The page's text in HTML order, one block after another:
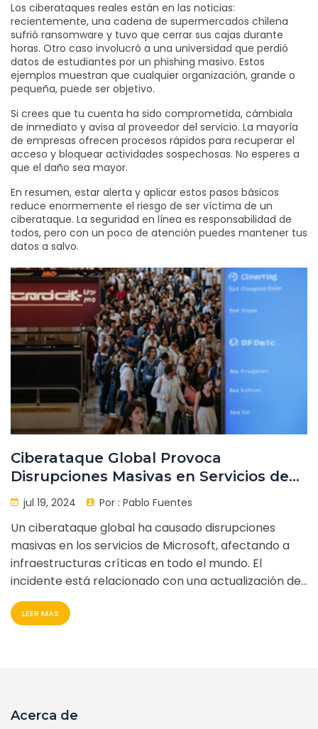
Los ciberataques reales están en las noticias:
recientemente, una cadena de supermercados chilena
sufrió ransomware y tuvo que cerrar sus cajas durante
horas. Otro caso involucró a una universidad que perdió
datos de estudiantes por un phishing masivo. Estos
ejemplos muestran que cualquier organización, grande o
pequeña, puede ser objetivo.
Si crees que tu cuenta ha sido comprometida, cámbiala
de inmediato y avisa al proveedor del servicio. La mayoría
de empresas ofrecen procesos rápidos para recuperar el
acceso y bloquear actividades sospechosas. No esperes a
que el daño sea mayor.
En resumen, estar alerta y aplicar estos pasos básicos
reduce enormemente el riesgo de ser víctima de un
ciberataque. La seguridad en línea es responsabilidad de
todos, pero con un poco de atención puedes mantener tus
datos a salvo.
Ciberataque Global Provoca
Disrupciones Masivas en Servicios de
Microsoft
jul 19, 2024 Por : Pablo Fuentes
Un ciberataque global ha causado disrupciones
masivas en los servicios de Microsoft, afectando a
infraestructuras críticas en todo el mundo. El
incidente está relacionado con una actualización de
software de Crowdstrike, que ha impactado
sistemas Windows. Entre los sectores más afectados
LEER MAS
Acerca de